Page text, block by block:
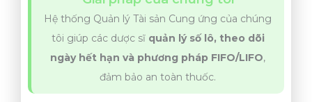
Hệ thống Quản lý Tài sản Cung ứng của chúng
tôi giúp các dược sĩquản lý số lô, theo dõi
ngày hết hạn và phương pháp FIFO/LIFO,
đảm bảo an toàn thuốc.